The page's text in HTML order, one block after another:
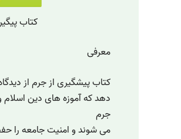
کتاب
معرفی
کتاب پیشگیری از جرم از
دهد که آموزه های دین اسلام
جرم
می شوند و امنیت جامعه را